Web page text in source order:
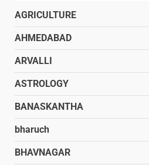
AGRICULTURE
AHMEDABAD
ARVALLI
ASTROLOGY
BANASKANTHA
bharuch
BHAVNAGAR